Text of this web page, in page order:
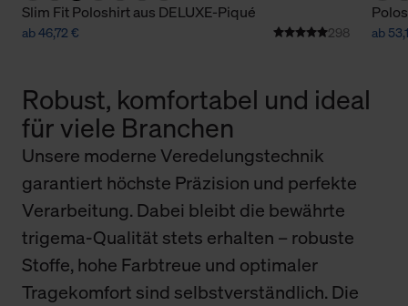
Slim Fit Poloshirt aus DELUXE-Piqué
ab 46,72 € 298 ab
Robust, komfortabel und ideal
für viele Branchen
Unsere moderne Veredelungstechnik
garantiert höchste Präzision und perfekte
Verarbeitung. Dabei bleibt die bewährte
trigema-Qualität stets erhalten – robuste
Stoffe, hohe Farbtreue und optimaler
Tragekomfort sind selbstverständlich. Die